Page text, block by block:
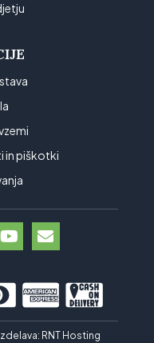
in piškotki
RNT Hosting